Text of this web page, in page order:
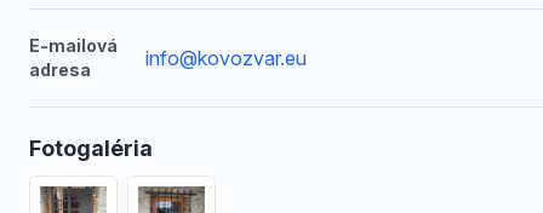
E-mailová
adresa
info@kovozvar.eu
Fotogaléria